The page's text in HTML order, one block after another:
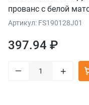
прованс с белой
Артикул: FS190128J01
397.94 ₽
– +